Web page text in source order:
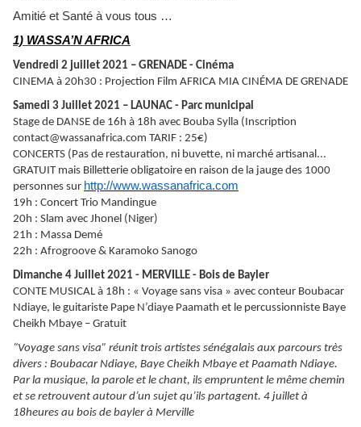
Amitié et Santé à vous tous …
1) WASSA’N AFRICA
Vendredi 2 juillet 2021 – GRENADE - Cinéma
CINEMA à 20h30 : Projection Film AFRICA MIA CINÉMA DE GRENADE
Samedi 3 Juillet 2021 – LAUNAC - Parc municipal
Stage de DANSE de 16h à 18h avec Bouba Sylla (Inscription
contact@wassanafrica.com TARIF : 25€)
CONCERTS (Pas de restauration, ni buvette, ni marché artisanal...
GRATUIT mais Billetterie obligatoire en raison de la jauge des 1000
personnes sur http://www.wassanafrica.com
19h : Concert Trio Mandingue
20h : Slam avec Jhonel (Niger)
21h : Massa Demé
22h : Afrogroove & Karamoko Sanogo
Dimanche 4 Juillet 2021 - MERVILLE - Bois de Bayler
CONTE MUSICAL à 18h : « Voyage sans visa » avec conteur Boubacar
Ndiaye, le guitariste Pape N’diaye Paamath et le percussionniste Baye
Cheikh Mbaye – Gratuit
“Voyage sans visa” réunit trois artistes sénégalais aux parcours très
divers : Boubacar Ndiaye, Baye Cheikh Mbaye et Paamath Ndiaye.
Par la musique, la parole et le chant, ils empruntent le même chemin
et se retrouvent autour d’un sujet qu’ils partagent. 4 juillet à
18heures au bois de bayler à Merville